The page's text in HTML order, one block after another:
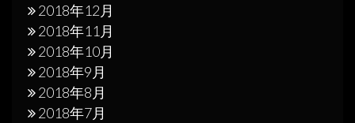
2018年12月
2018年11月
2018年10月
2018年9月
2018年8月
2018年7月